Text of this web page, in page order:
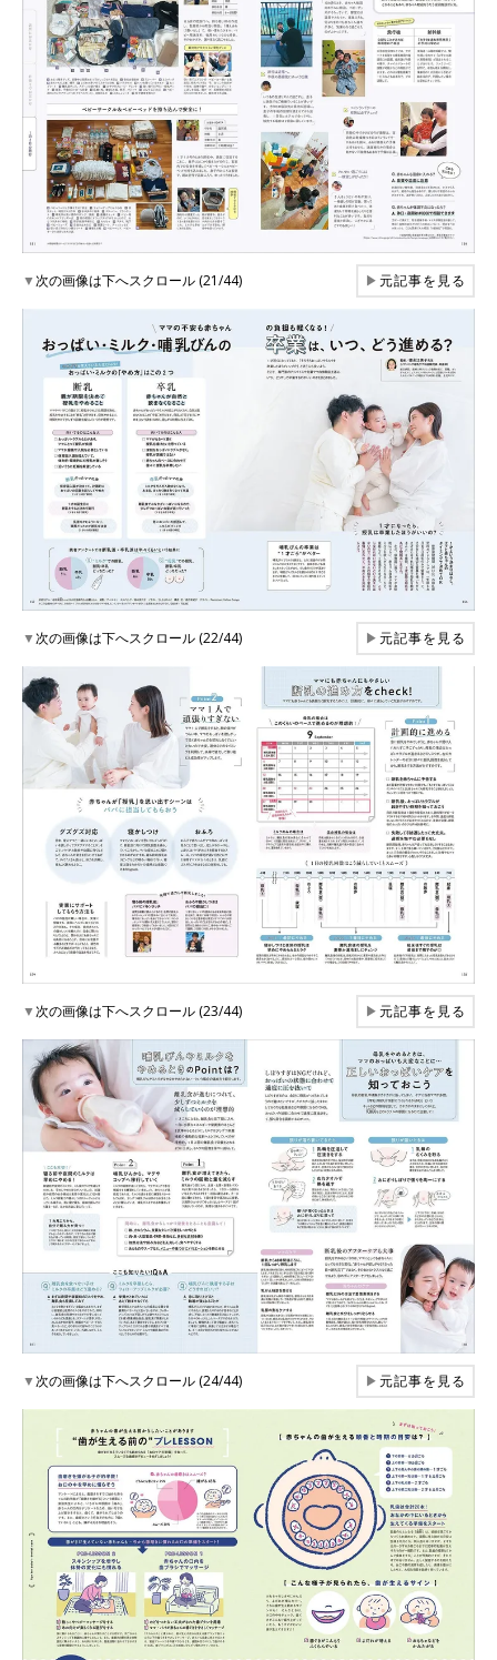
▼次の画像は下へスクロール (21/44) ▶元記事を見る
▼次の画像は下へスクロール (22/44) ▶元記事を見る
▼次の画像は下へスクロール (23/44) ▶元記事を見る
▼次の画像は下へスクロール (24/44) ▶元記事を見る